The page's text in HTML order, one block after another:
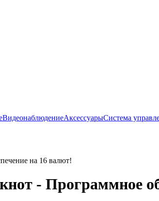
ВидеонаблюдениеАксессуарыСистема
на 16 валют!
- Программное